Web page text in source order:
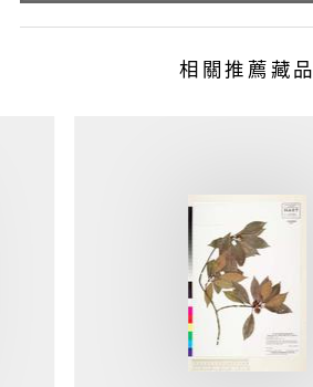
相關推薦藏品